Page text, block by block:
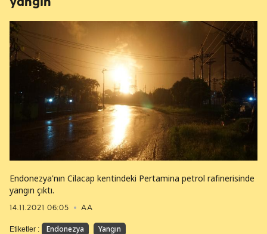
yangın
14.11.2021 06:05 AA
Endonezya'nın Cilacap kentindeki Pertamina petrol rafinerisinde
yangın çıktı.
Etiketler : Endonezya Yangın